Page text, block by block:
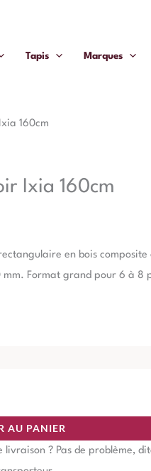
Tapis Marques
160cm
Ixia 160cm
en bois
mm. Format grand pour 6 à
AU PANIER
? Pas de problème,